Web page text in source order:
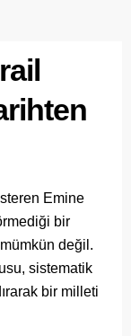
Emine
bir
değil.
sistematik
bir milleti